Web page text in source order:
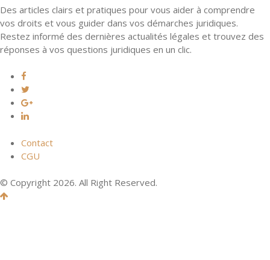
Des articles clairs et pratiques pour vous aider à comprendre
vos droits et vous guider dans vos démarches juridiques.
Restez informé des dernières actualités légales et trouvez des
réponses à vos questions juridiques en un clic.
Contact
CGU
© Copyright 2026. All Right Reserved.